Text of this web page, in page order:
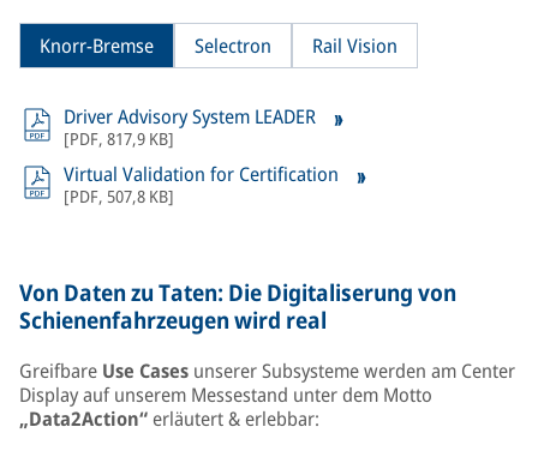
Knorr-Bremse Selectron Rail Vision
Driver Advisory System LEADER
[PDF, 817,9 KB]
Virtual Validation for Certification
[PDF, 507,8 KB]
Von Daten zu Taten: Die Digitaliserung von
Schienenfahrzeugen wird real
Greifbare Use Cases unserer Subsysteme werden am Center
Display auf unserem Messestand unter dem Motto
„Data2Action“erläutert & erlebbar: